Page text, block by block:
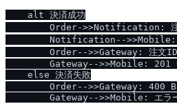
    alt 決済成功
Order->>Notification: 注
Notification-->>Mobile:
        Order-->>Gateway: 注文ID
Gateway-->>Mobile: 201
    else 決済失敗
Order-->>Gateway: 400
Gateway-->>Mobile: エラー